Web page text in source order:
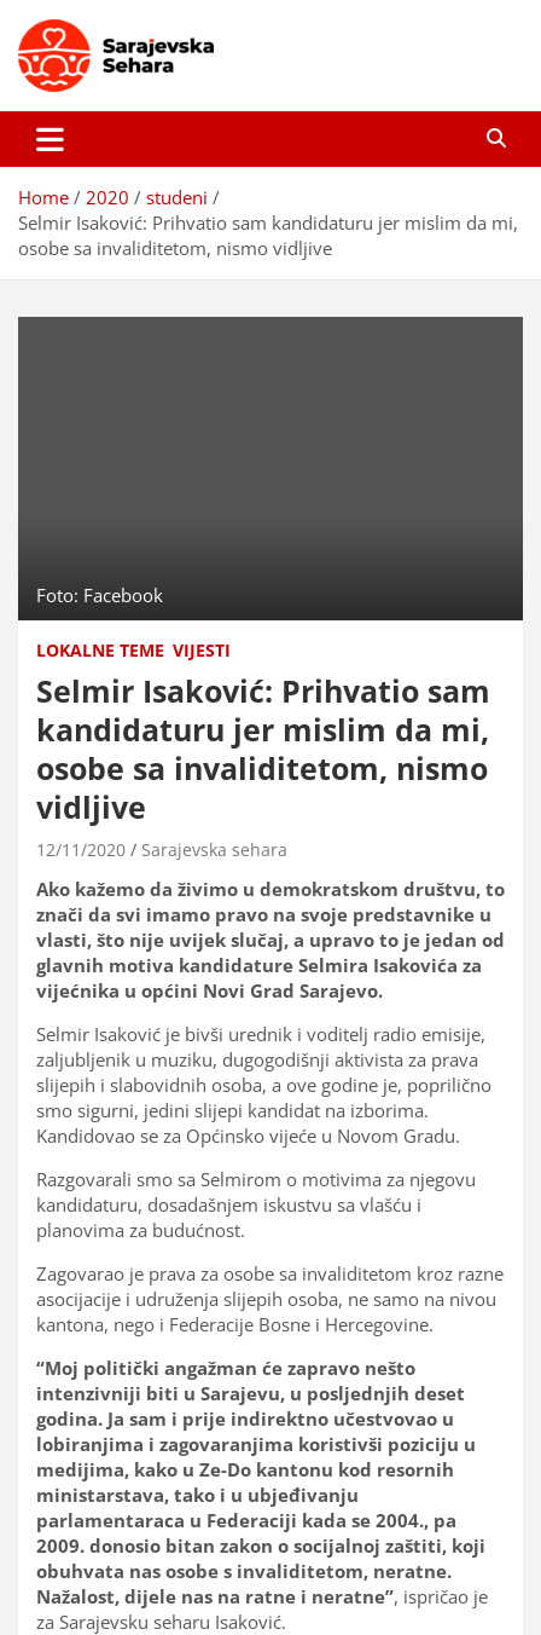
content
Sarajevska sehara
Home 2020
studeni
Selmir Isaković: Prihvatio sam kandidaturu jer mislim da mi,
osobe sa invaliditetom, nismo vidljive
Foto: Facebook
LOKALNE TEME VIJESTI
Selmir Isaković: Prihvatio sam
kandidaturu jer mislim da mi,
osobe sa invaliditetom, nismo
vidljive
12/11/2020 Sarajevska sehara
Ako kažemo da živimo u demokratskom društvu, to
znači da svi imamo pravo na svoje predstavnike u
vlasti, što nije uvijek slučaj, a upravo to je jedan od
glavnih motiva kandidature Selmira Isakovića za
vijećnika u općini Novi Grad Sarajevo.
Selmir Isaković je bivši urednik i voditelj radio emisije,
zaljubljenik u muziku, dugogodišnji aktivista za prava
slijepih i slabovidnih osoba, a ove godine je, poprilično
smo sigurni, jedini slijepi kandidat na izborima.
Kandidovao se za Općinsko vijeće u Novom Gradu.
Razgovarali smo sa Selmirom o motivima za njegovu
kandidaturu, dosadašnjem iskustvu sa vlašću i
planovima za budućnost.
Zagovarao je prava za osobe sa invaliditetom kroz razne
asocijacije i udruženja slijepih osoba, ne samo na nivou
kantona, nego i Federacije Bosne i Hercegovine.
“Moj politički angažman će zapravo nešto
intenzivniji biti u Sarajevu, u posljednjih deset
godina. Ja sam i prije indirektno učestvovao u
lobiranjima i zagovaranjima koristivši poziciju u
medijima, kako u Ze-Do kantonu kod resornih
ministarstava, tako i u ubjeđivanju
parlamentaraca u Federaciji kada se 2004., pa
2009. donosio bitan zakon o socijalnoj zaštiti, koji
obuhvata nas osobe s invaliditetom, neratne.
Nažalost, dijele nas na ratne i neratne”, ispričao je
za Sarajevsku seharu Isaković.